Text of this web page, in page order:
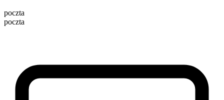
poczta
poczta